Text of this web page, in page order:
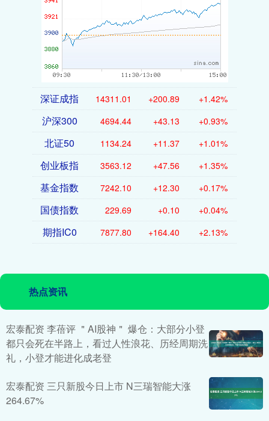
深证成指 14311.01 +200.89 +1.42%
沪深300 4694.44 +43.13 +0.93%
北证50 1134.24 +11.37 +1.01%
创业板指 3563.12 +47.56 +1.35%
基金指数 7242.10 +12.30 +0.17%
国债指数 229.69 +0.10 +0.04%
期指IC0 7877.80 +164.40 +2.13%
热点资讯
宏泰配资 李蓓评 ＂AI股神＂ 爆仓：大部分小登
都只会死在半路上，看过人性浪花、历经周期洗
礼，小登才能进化成老登
宏泰配资 三只新股今日上市 N三瑞智能大涨
264.67%